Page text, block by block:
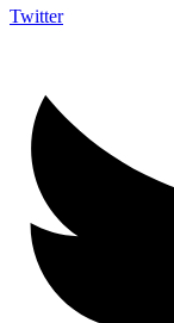
Twitter